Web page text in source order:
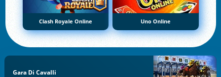
Clash Royale Online Uno Online
Gara Di Cavalli